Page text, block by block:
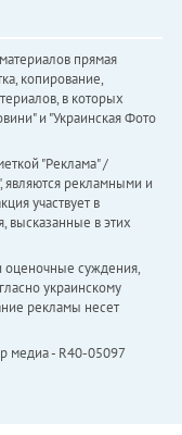
прямая
копирование,
в которых
и "Украинская Фото
"Реклама" /
являются рекламными и
участвует в
высказанные в этих
оценочные суждения,
украинскому
рекламы несет
медиа - R40-05097